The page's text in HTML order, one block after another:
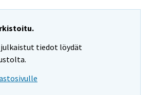
julkaistut tiedot löydät